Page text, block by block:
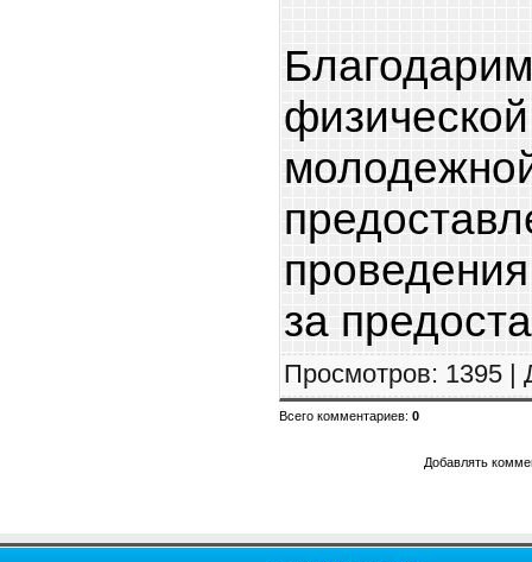
за
Просмотров: 1395 |
Всего комментариев: 0
Добавлять